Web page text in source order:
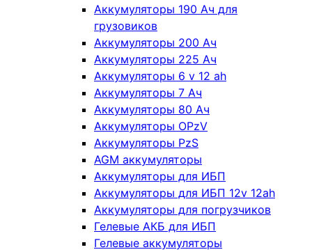
Аккумуляторы 190 Ач для
грузовиков
Аккумуляторы 200 Ач
Аккумуляторы 225 Ач
Аккумуляторы 6 v 12 ah
Аккумуляторы 7 Ач
Аккумуляторы 80 Ач
Аккумуляторы OPzV
Аккумуляторы PzS
AGM аккумуляторы
Аккумуляторы для ИБП
Аккумуляторы для ИБП 12v 12ah
Аккумуляторы для погрузчиков
Гелевые АКБ для ИБП
Гелевые аккумуляторы